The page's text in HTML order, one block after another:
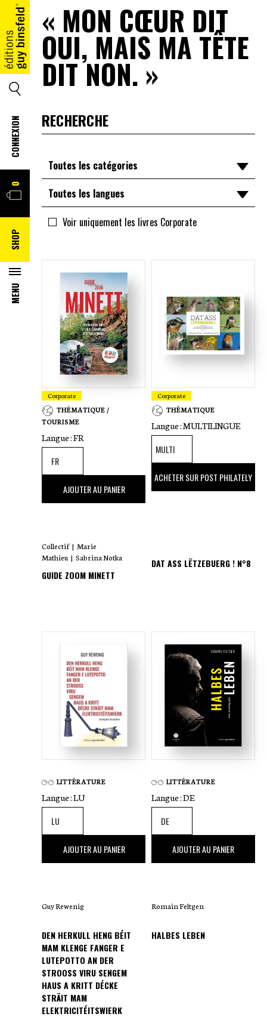
ACCUEIL
SEARCH
CONNEXION
PANIER
0
SHOP
MENU
« MON CŒUR DIT
OUI, MAIS MA TÊTE
DIT NON. »
Toutes les catégories
Toutes les catégories
Divers
Littérature
Luxembourg
Coupon
Cuisine
Théâtre
Tourisme
Toutes les langues
Toutes les langues
Voir uniquement les livres Corporate
Corporate
THÉMATIQUE /
TOURISME
Langue :FR
,50 €AJOUTER AU PANIER
Collectif | Marie
Mathieu | Sabrina Notka
GUIDE ZOOM MINETT
Corporate
THÉMATIQUE
Langue :MULTILINGUE
39,00 €
ACHETER SUR POST PHILATELY
DAT ASS LËTZEBUERG ! N°8
LITTÉRATURE
Langue :LU
,00 €
AJOUTER AU PANIER
Guy Rewenig
DEN HERKULL HENG BÉIT
MAM KLENGE FANGER E
LUTEPOTTO AN DER
STROOSS VIRU SENGEM
HAUS A KRITT DÉCKE
STRÄIT MAM
ELEKTRICITÉITSWIERK
LITTÉRATURE
Langue :DE
,00 €
AJOUTER AU PANIER
Romain Feltgen
HALBES LEBEN